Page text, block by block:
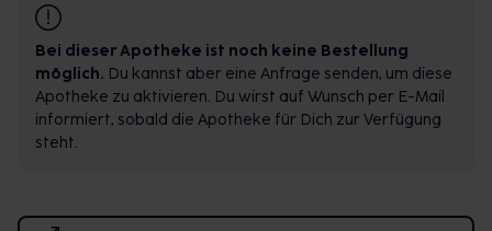
Bei dieser Apotheke ist noch keine Bestellung
möglich. Du kannst aber eine Anfrage senden, um diese
Apotheke zu aktivieren. Du wirst auf Wunsch per E-Mail
informiert, sobald die Apotheke für Dich zur Verfügung
steht.